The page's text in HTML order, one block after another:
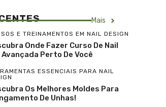
Mais
E TREINAMENTOS EM NAIL DESIGN
Onde Fazer Curso De Nail
Perto De Você
ESSENCIAIS PARA NAIL
Os Melhores Moldes Para
De Unhas!